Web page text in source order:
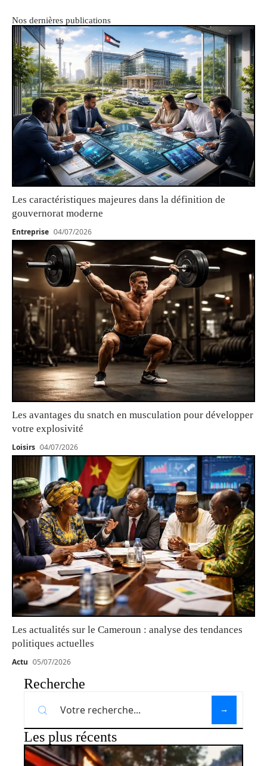
Nos dernières publications
Les caractéristiques majeures dans la définition de
gouvernorat moderne
Entreprise 04/07/2026
Les avantages du snatch en musculation pour développer
votre explosivité
Loisirs 04/07/2026
Les actualités sur le Cameroun : analyse des tendances
politiques actuelles
Actu 05/07/2026
Recherche
Les plus récents